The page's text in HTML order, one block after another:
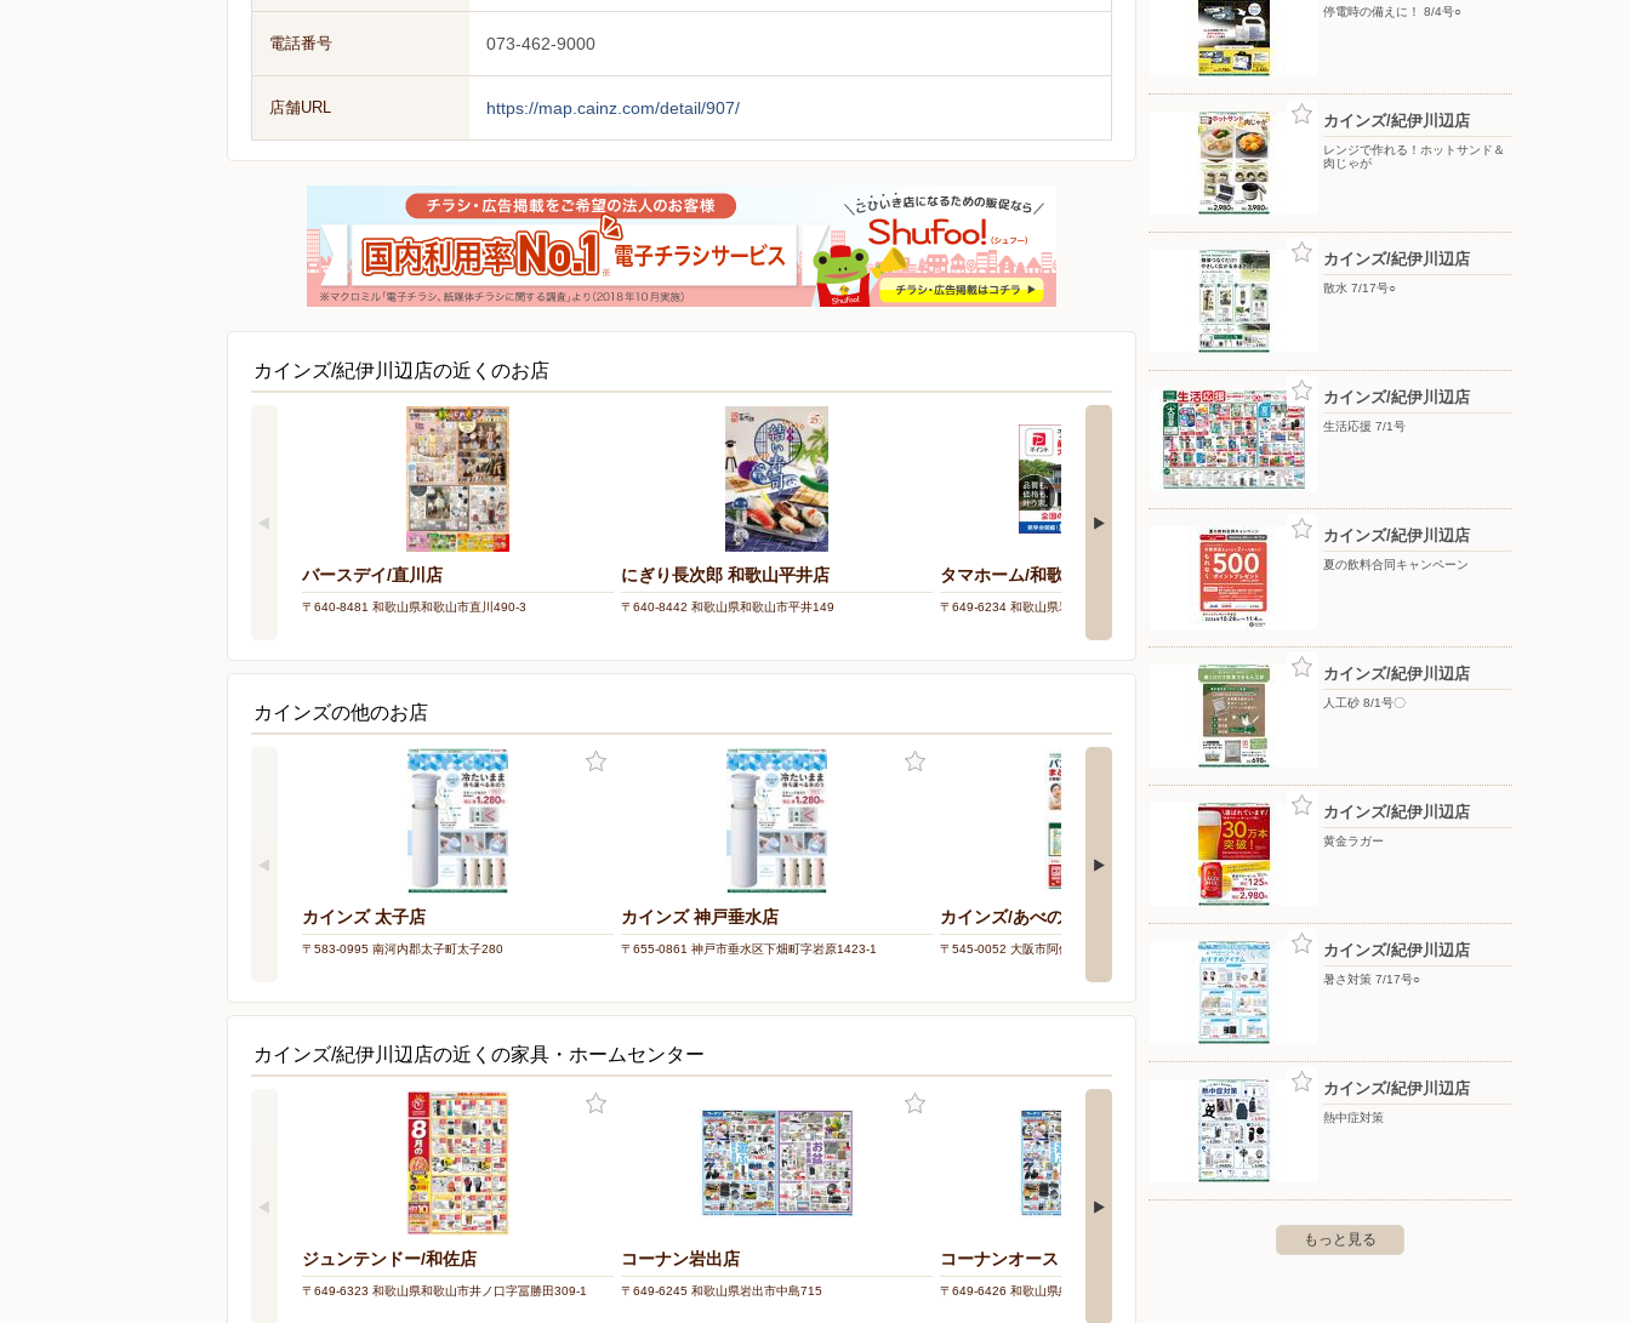
電話番号 073-462-9000
店舗URL https://map.cainz.com/detail/907/
カインズ/紀伊川辺店の近くのお店
バースデイ/直川店
〒640-8481 和歌山県和歌山市直川490-3
にぎり長次郎 和歌山平井店
〒640-8442 和歌山県和歌山市平井149
タマホーム/和歌山岩出店
〒649-6234 和歌山県岩出市高瀬61番地2
オークワ オーストリート和歌山北バイパ
ス店
〒640-8442 和歌山県和歌山市平井154
カインズの他のお店
カインズ 太子店
〒583-0995 南河内郡太子町太子280
カインズ 神戸垂水店
〒655-0861 神戸市垂水区下畑町字岩原1423-1
カインズ/あべのand店
〒545-0052 大阪市阿倍野区阿倍野筋2丁目1-40 〒651-1125 神戸市北区ひよどり台南町1-15-145
カインズ/紀伊川辺店の近くの家具・ホームセンター
ジュンテンドー/和佐店
〒649-6323 和歌山県和歌山市井ノ口字冨勝田309-1
コーナン岩出店
〒649-6245 和歌山県岩出市中島715
コーナンオーストリート紀の川店
〒649-6426 和歌山県紀の川市下井阪602-1
停電時の備えに！ 8/4号○
カインズ/紀伊川辺店
レンジで作れる！ホットサンド＆
肉じゃが
カインズ/紀伊川辺店
散水 7/17号○
カインズ/紀伊川辺店
生活応援 7/1号
カインズ/紀伊川辺店
夏の飲料合同キャンペーン
カインズ/紀伊川辺店
人工砂 8/1号〇
カインズ/紀伊川辺店
黄金ラガー
カインズ/紀伊川辺店
暑さ対策 7/17号○
カインズ/紀伊川辺店
熱中症対策
もっと見る